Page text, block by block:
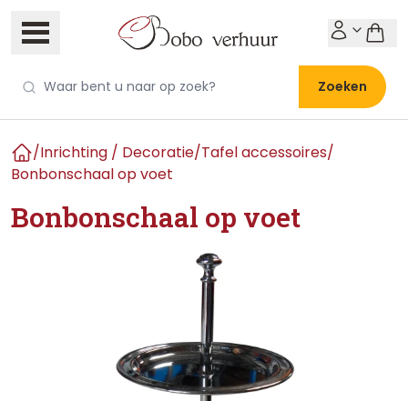
Zoeken
Home
/Inrichting / Decoratie/Tafel accessoires/
Bonbonschaal op voet
Bonbonschaal op voet